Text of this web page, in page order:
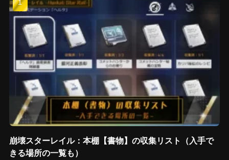
崩壊スターレイル：本棚【書物】の収集リスト（入手で
きる場所の一覧も）